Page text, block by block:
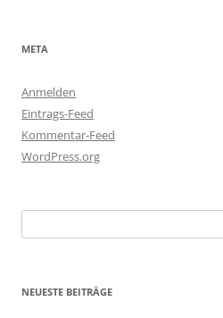
META
Anmelden
Eintrags-Feed
Kommentar-Feed
WordPress.org
nach:
NEUESTE BEITRÄGE